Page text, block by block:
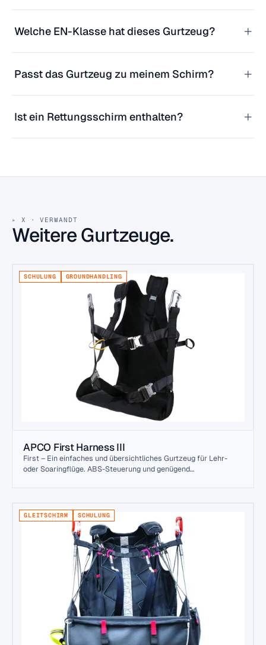
Welche EN-Klasse hat dieses Gurtzeug? +
Passt das Gurtzeug zu meinem Schirm? +
Ist ein Rettungsschirm enthalten? +
X · VERWANDT
Weitere Gurtzeuge.
SCHULUNG GROUNDHANDLING
APCO First Harness III
First – Ein einfaches und übersichtliches Gurtzeug für Lehr-
oder Soaringflüge. ABS-Steuerung und genügend
verwendet.
GLEITSCHIRM SCHULUNG